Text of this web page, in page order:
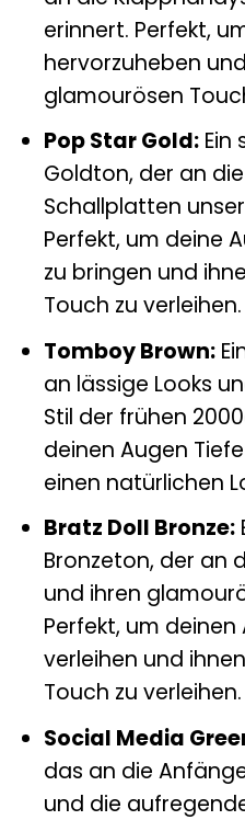
erinnert. Perfekt,
hervorzuheben
glamourösen
Pop Star Gold:Ein
Goldton, der an
Schallplatten
Perfekt, um deine
zu bringen und
Touch zu verleihen.
Tomboy Brown:
an lässige Looks
Stil der frühen
deinen Augen
einen natürlichen
Bratz Doll Bronze:
Bronzeton, der an
und ihren
Perfekt, um
verleihen und
Touch zu verleihen.
Social Media
das an die
und die